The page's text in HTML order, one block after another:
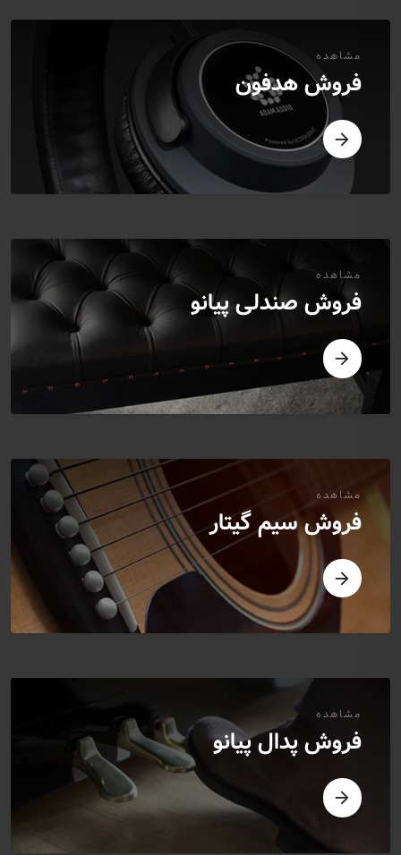
مشاهده
فروش هدفون
مشاهده
فروش صندلی پیانو
مشاهده
فروش سیم گیتار
مشاهده
فروش پدال پیانو